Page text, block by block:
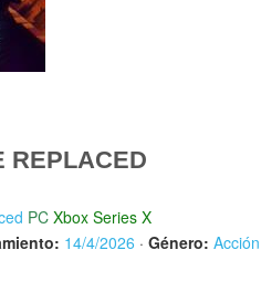
REPLACED
PC Xbox Series X
14/4/2026 · Género: Acción